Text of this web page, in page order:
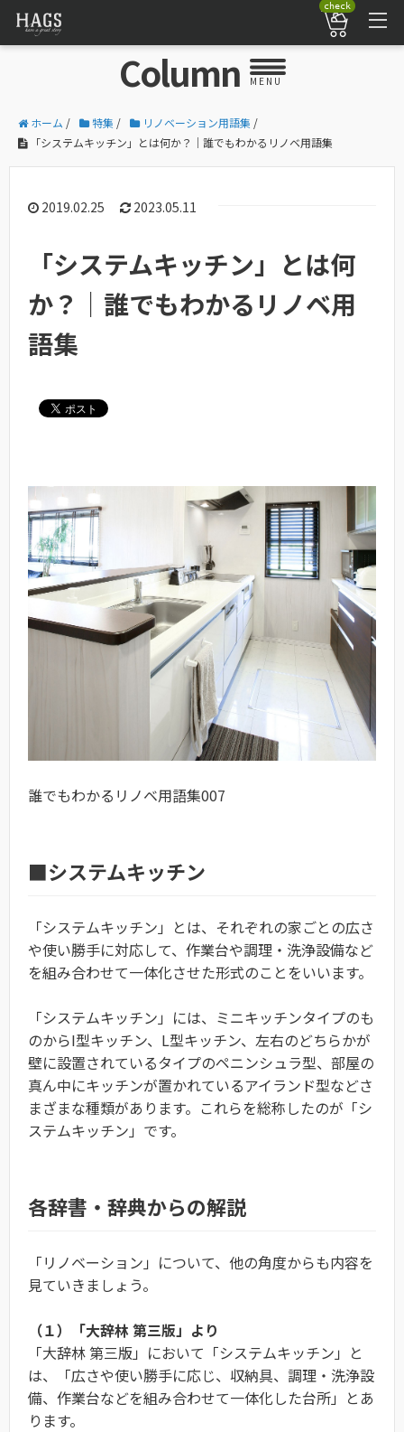
check
Column MENU
ホーム / 特集 / リノベーション用語集 /
「システムキッチン」とは何か？｜誰でもわかるリノベ用語集
2019.02.25 2023.05.11
「システムキッチン」とは何
か？｜誰でもわかるリノベ用
語集
誰でもわかるリノベ用語集007
■システムキッチン
「システムキッチン」とは、それぞれの家ごとの広さ
や使い勝手に対応して、作業台や調理・洗浄設備など
を組み合わせて一体化させた形式のことをいいます。
「システムキッチン」には、ミニキッチンタイプのも
のからI型キッチン、L型キッチン、左右のどちらかが
壁に設置されているタイプのペニンシュラ型、部屋の
真ん中にキッチンが置かれているアイランド型などさ
まざまな種類があります。これらを総称したのが「シ
ステムキッチン」です。
各辞書・辞典からの解説
「リノベーション」について、他の角度からも内容を
見ていきましょう。
（１）「大辞林 第三版」より
「大辞林 第三版」において「システムキッチン」と
は、「広さや使い勝手に応じ、収納具、調理・洗浄設
備、作業台などを組み合わせて一体化した台所」とあ
ります。